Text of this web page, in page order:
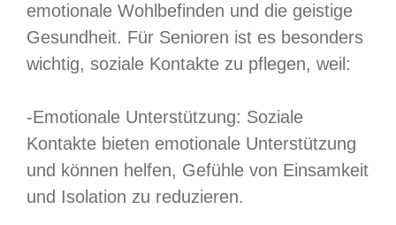
emotionale Wohlbefinden und die geistige
Gesundheit. Für Senioren ist es besonders
wichtig, soziale Kontakte zu pflegen, weil:
-Emotionale Unterstützung: Soziale
Kontakte bieten emotionale Unterstützung
und können helfen, Gefühle von Einsamkeit
und Isolation zu reduzieren.